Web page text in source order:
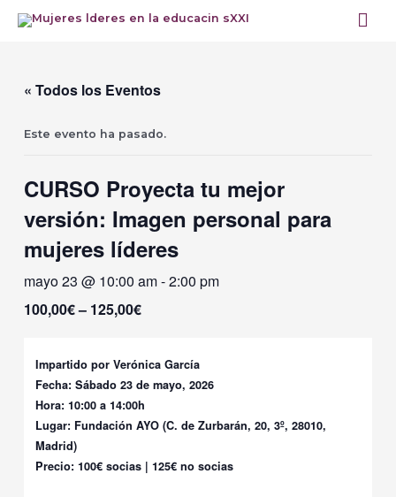
« Todos los Eventos
Este evento ha pasado.
CURSO Proyecta tu mejor
versión: Imagen personal para
mujeres líderes
mayo 23 @ 10:00 am-2:00 pm
100,00€ – 125,00€
Impartido por Verónica García
Fecha: Sábado 23 de mayo, 2026
Hora: 10:00 a 14:00h
Lugar: Fundación AYO (C. de Zurbarán, 20, 3º, 28010,
Madrid)
Precio: 100€ socias | 125€ no socias